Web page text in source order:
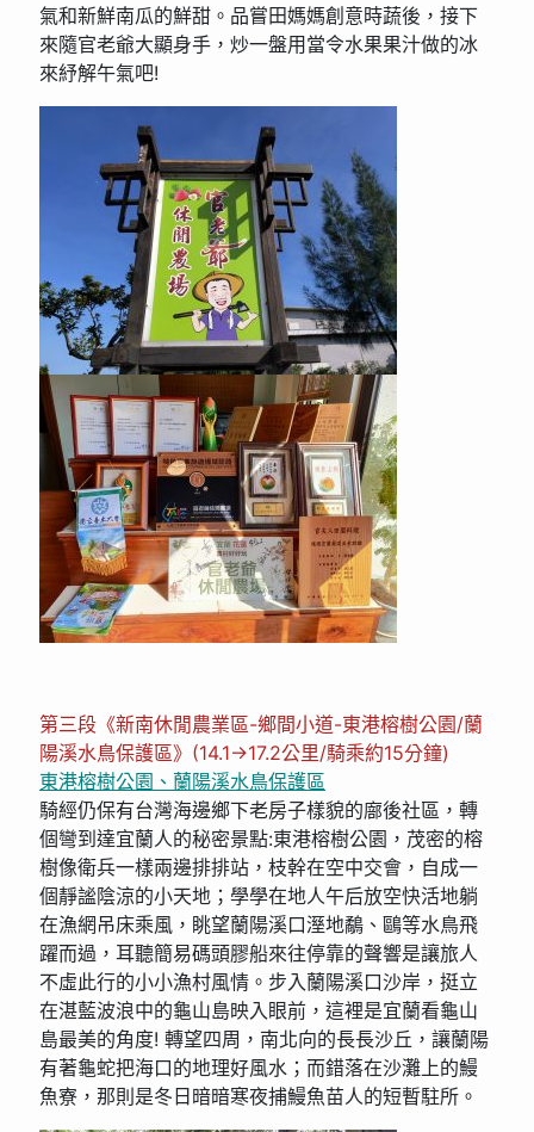
氣和新鮮南瓜的鮮甜。品嘗田媽媽創意時蔬後，接下
來隨官老爺大顯身手，炒一盤用當令水果果汁做的冰
來紓解午氣吧!
第三段《新南休閒農業區-鄉間小道-東港榕樹公園/蘭
陽溪水鳥保護區》(14.1→17.2公里/騎乘約15分鐘)
東港榕樹公園、蘭陽溪水鳥保護區
騎經仍保有台灣海邊鄉下老房子樣貌的廍後社區，轉
個彎到達宜蘭人的秘密景點:東港榕樹公園，茂密的榕
樹像衛兵一樣兩邊排排站，枝幹在空中交會，自成一
個靜謐陰涼的小天地；學學在地人午后放空快活地躺
在漁網吊床乘風，眺望蘭陽溪口溼地鷸、鷗等水鳥飛
躍而過，耳聽簡易碼頭膠船來往停靠的聲響是讓旅人
不虛此行的小小漁村風情。步入蘭陽溪口沙岸，挺立
在湛藍波浪中的龜山島映入眼前，這裡是宜蘭看龜山
島最美的角度! 轉望四周，南北向的長長沙丘，讓蘭陽
有著龜蛇把海口的地理好風水；而錯落在沙灘上的鰻
魚寮，那則是冬日暗暗寒夜捕鰻魚苗人的短暫駐所。